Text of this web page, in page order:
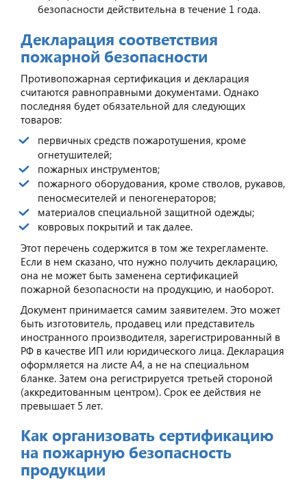
безопасности действительна в течение 1 года.
Декларация соответствия
пожарной безопасности
Противопожарная сертификация и декларация
считаются равноправными документами. Однако
последняя будет обязательной для следующих
товаров:
первичных средств пожаротушения, кроме
огнетушителей;
пожарных инструментов;
пожарного оборудования, кроме стволов, рукавов,
пеносмесителей и пеногенераторов;
материалов специальной защитной одежды;
ковровых покрытий и так далее.
Этот перечень содержится в том же техрегламенте.
Если в нем сказано, что нужно получить декларацию,
она не может быть заменена сертификацией
пожарной безопасности на продукцию, и наоборот.
Документ принимается самим заявителем. Это может
быть изготовитель, продавец или представитель
иностранного производителя, зарегистрированный в
РФ в качестве ИП или юридического лица. Декларация
оформляется на листе А4, а не на специальном
бланке. Затем она регистрируется третьей стороной
(аккредитованным центром). Срок ее действия не
превышает 5 лет.
Как организовать сертификацию
на пожарную безопасность
продукции